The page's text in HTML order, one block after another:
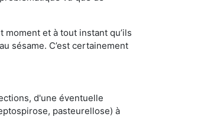
moment et à tout instant qu’ils
sésame. C’est certainement
d'une éventuelle
pasteurellose) à